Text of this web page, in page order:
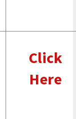
Click
Here